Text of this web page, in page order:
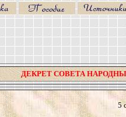
ДЕКРЕТ СОВЕТА
5